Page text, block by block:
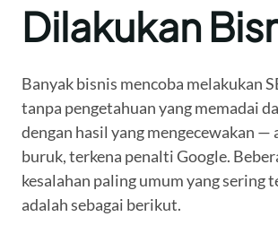
Dilakukan
Banyak bisnis mencoba melakukan
tanpa pengetahuan yang memadai
dengan hasil yang mengecewakan —
buruk, terkena penalti Google.
kesalahan paling umum yang sering
adalah sebagai berikut.